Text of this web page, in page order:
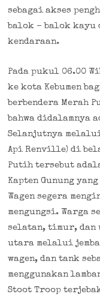
sebagai akses
balok – balok
kendaraan.
Pada pukul 06.00
ke kota Kebumen
berbendera Merah
bahwa didalamnya
Selanjutnya melalui
Api Renville) di
Putih tersebut
Kapten Gunung
Wagen segera
mengungsi. Warga
selatan, timur, dan
utara melalui
wagen, dan tank
menggunakan
Stoot Troop